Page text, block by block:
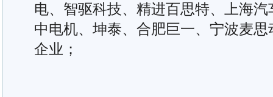
电、智驱科技、精进百思特、上海
中电机、坤泰、合肥巨一、宁波麦
企业；